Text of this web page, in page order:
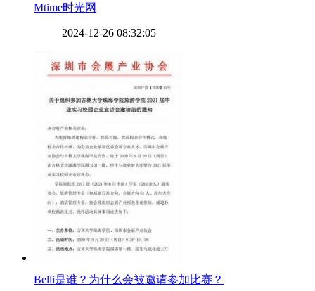
​Mtime时光网
2024-12-26 08:32:05
​Belli是谁？为什么会被邀请参加比赛？